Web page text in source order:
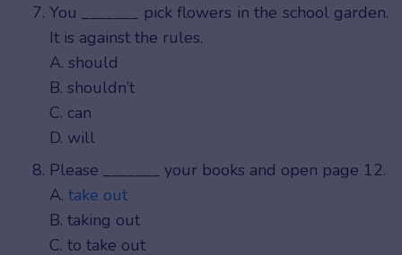
You _______ pick flowers in the school garden.
It is against the rules.
A. should
B. shouldn’t
C. can
D. will
Please _______ your books and open page 12.
A. take out
B. taking out
C. to take out